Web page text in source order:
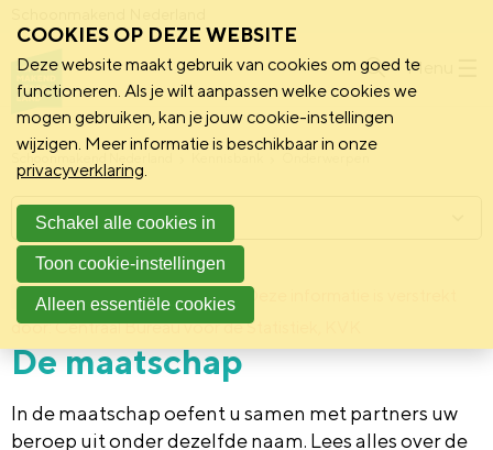
Menu
Schoonmakend Nederland
Achtergrond 9 december 2013
Deze informatie is verstrekt
door: Centraal Bureau voor de Statistiek, KVK
De maatschap
In de maatschap oefent u samen met partners uw
beroep uit onder dezelfde naam. Lees alles over de
Menu
COOKIES OP DEZE WEBSITE
Deze website maakt gebruik van cookies om goed te
functioneren. Als je wilt aanpassen welke cookies we
mogen gebruiken, kan je jouw cookie-instellingen
wijzigen. Meer informatie is beschikbaar in onze
privacyverklaring.
Schakel alle cookies in
Toon cookie-instellingen
Alleen essentiële cookies